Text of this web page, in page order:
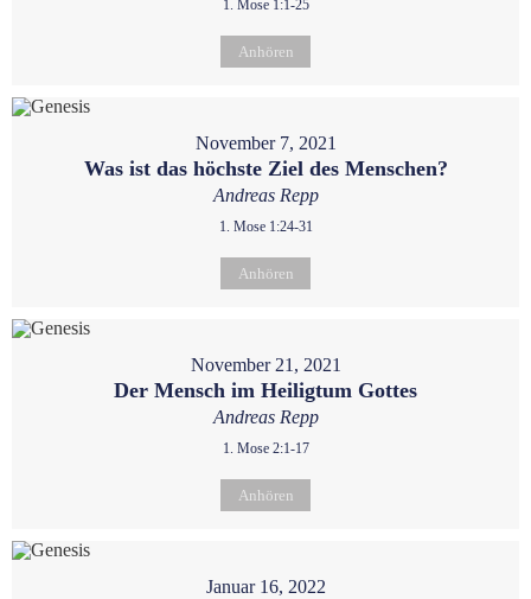
1. Mose 1:1-25
Anhören
November 7, 2021
Was ist das höchste Ziel des Menschen?
Andreas Repp
1. Mose 1:24-31
Anhören
November 21, 2021
Der Mensch im Heiligtum Gottes
Andreas Repp
1. Mose 2:1-17
Anhören
Januar 16, 2022